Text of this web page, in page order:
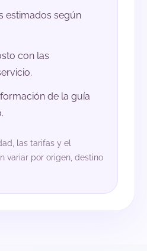
estimados según
con las
de la guía
las tarifas y el
variar por origen, destino